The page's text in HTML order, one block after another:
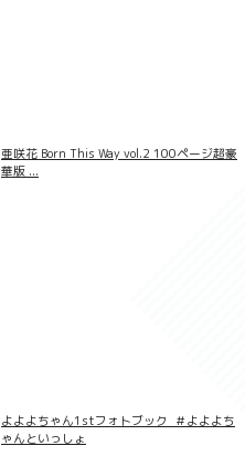
亜咲花 Born This Way vol.2 100ページ超豪
華版 ...
よよよちゃん1stフォトブック_＃よよよち
ゃんといっしょ